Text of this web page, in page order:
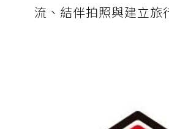
流、結伴拍照與建立旅